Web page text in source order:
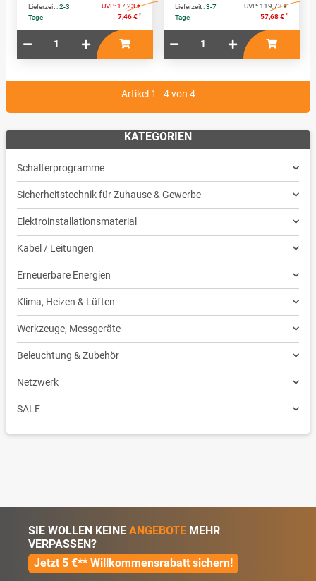
Lieferzeit :2-3
Tage
UVP:17,23 €
7,46 € *
Lieferzeit :3-7
Tage
UVP:119,73 €
57,68 € *
Artikel 1 - 4 von 4
KATEGORIEN
Schalterprogramme
Sicherheitstechnik für Zuhause & Gewerbe
Elektroinstallationsmaterial
Kabel / Leitungen
Erneuerbare Energien
Klima, Heizen & Lüften
Werkzeuge, Messgeräte
Beleuchtung & Zubehör
Netzwerk
SALE
SIE WOLLEN KEINE ANGEBOTE MEHR
VERPASSEN?
Jetzt 5 €** Willkommensrabatt sichern!